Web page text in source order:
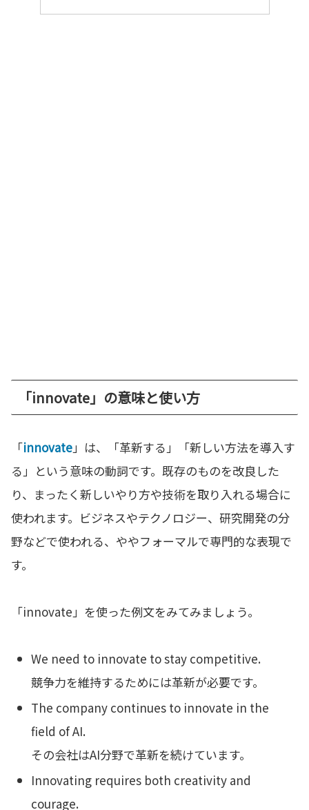
「innovate」の意味と使い方
「innovate」は、「革新する」「新しい方法を導入す
る」という意味の動詞です。既存のものを改良した
り、まったく新しいやり方や技術を取り入れる場合に
使われます。ビジネスやテクノロジー、研究開発の分
野などで使われる、ややフォーマルで専門的な表現で
す。
「innovate」を使った例文をみてみましょう。
We need to innovate to stay competitive.
競争力を維持するためには革新が必要です。
The company continues to innovate in the
field of AI.
その会社はAI分野で革新を続けています。
Innovating requires both creativity and
courage.